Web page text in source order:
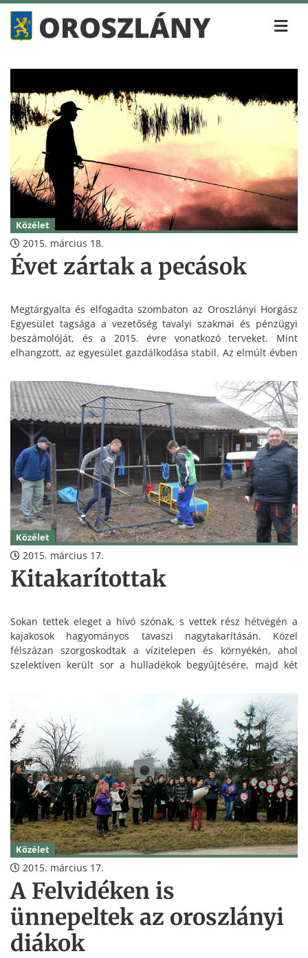
Közélet
2015. március 18.
Évet zártak a pecások
Megtárgyalta és elfogadta szombaton az Oroszlányi Horgász
Egyesület tagsága a vezetőség tavalyi szakmai és pénzügyi
beszámolóját, és a 2015. évre vonatkozó terveket. Mint
elhangzott, az egyesület gazdálkodása stabil. Az elmúlt évben
Közélet
2015. március 17.
Kitakarítottak
Sokan tettek eleget a hívó szónak, s vettek rész hétvégén a
kajakosok hagyományos tavaszi nagytakarításán. Közel
félszázan szorgoskodtak a vízitelepen és környékén, ahol
szelektíven került sor a hulladékok begyűjtésére, majd két
Közélet
2015. március 17.
A Felvidéken is
ünnepeltek az oroszlányi
diákok